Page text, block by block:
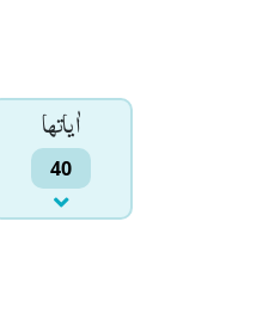
اٰياتها
40